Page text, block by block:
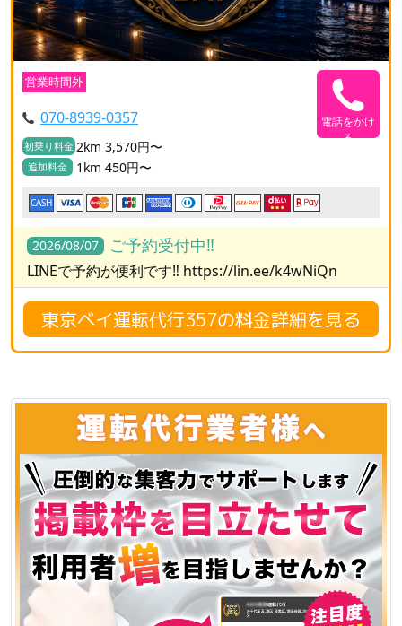
営業時間外
070-8939-0357
初乗り料金 2km 3,570円〜
追加料金 1km 450円〜
電話をかけ
る
CASH
2026/08/07 ご予約受付中‼️
LINEで予約が便利です‼️ https://lin.ee/k4wNiQn
東京ベイ運転代行357の料金詳細を見る